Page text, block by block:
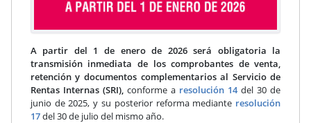
A partir del 1 de enero de 2026 será obligatoria la
transmisión inmediata de los comprobantes de venta,
retención y documentos complementarios al Servicio de
Rentas Internas (SRI),conforme aresolución 14del 30 de
junio de 2025, y su posterior reforma mediante resolución
17del 30 de julio del mismo año.